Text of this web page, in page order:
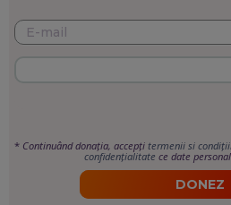
* Continuând donația, accepți termenii si
confidențialitate ce date
DONEZ